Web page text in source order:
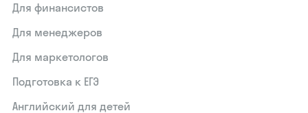
Для финансистов
Для менеджеров
Для маркетологов
Подготовка к ЕГЭ
Английский для детей